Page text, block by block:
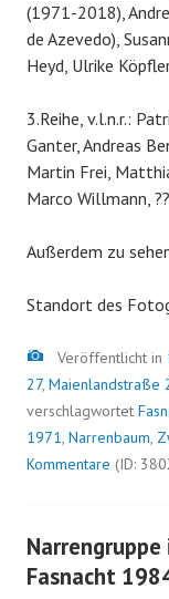
(1971-2018),
de Azevedo),
Heyd, Ulrike
3.Reihe, v.l.n.r.:
Ganter, Andreas
Martin Frei,
Marco Willmann,
Außerdem zu
Standort des
Bild
Veröffentlicht in
27, Maienlandstraße
verschlagwortet
1971, Narrenbaum,
Kommentare (ID:
Fasnacht